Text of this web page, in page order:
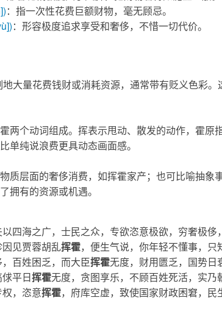
：指一次性花费巨额财物，毫无顾忌。
：形容极度追求享受和奢侈，不惜一切代价。
地大量花费钱财或消耗资源，通常带有贬义色彩
两个动词组成。挥表示甩动、散发的动作，霍
比单纯说浪费更具动态画面感。
质层面的奢侈消费，如挥霍家产；也可比喻抽象
拥有的资源或机遇。
四海之广，士民之众，专欲恣意极欲，穷奢极侈，
见贾蓉胡乱挥霍，便生气说，你年轻不懂事，只
百姓困乏，而大臣挥霍无度，财用匮乏，国势日
平日挥霍无度，贪图享乐，不顾百姓死活，实乃
，恣意挥霍，府库空虚，致使国家财政困窘，民